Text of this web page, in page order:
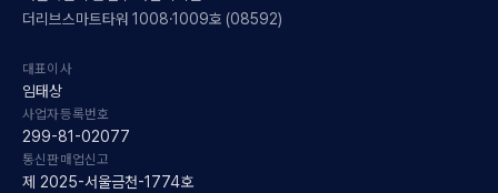
더리브스마트타워 1008·1009호 (08592)
대표이사
임태상
사업자등록번호
299-81-02077
통신판매업신고
제 2025-서울금천-1774호